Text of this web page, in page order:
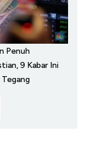
Penuh
9 Kabar Ini
Tegang